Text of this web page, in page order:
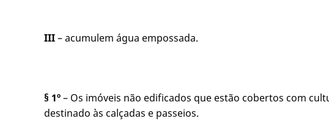
III– acumulem água empossada.
§ 1º– Os imóveis não edificados que estão cobertos com
destinado às calçadas e passeios.